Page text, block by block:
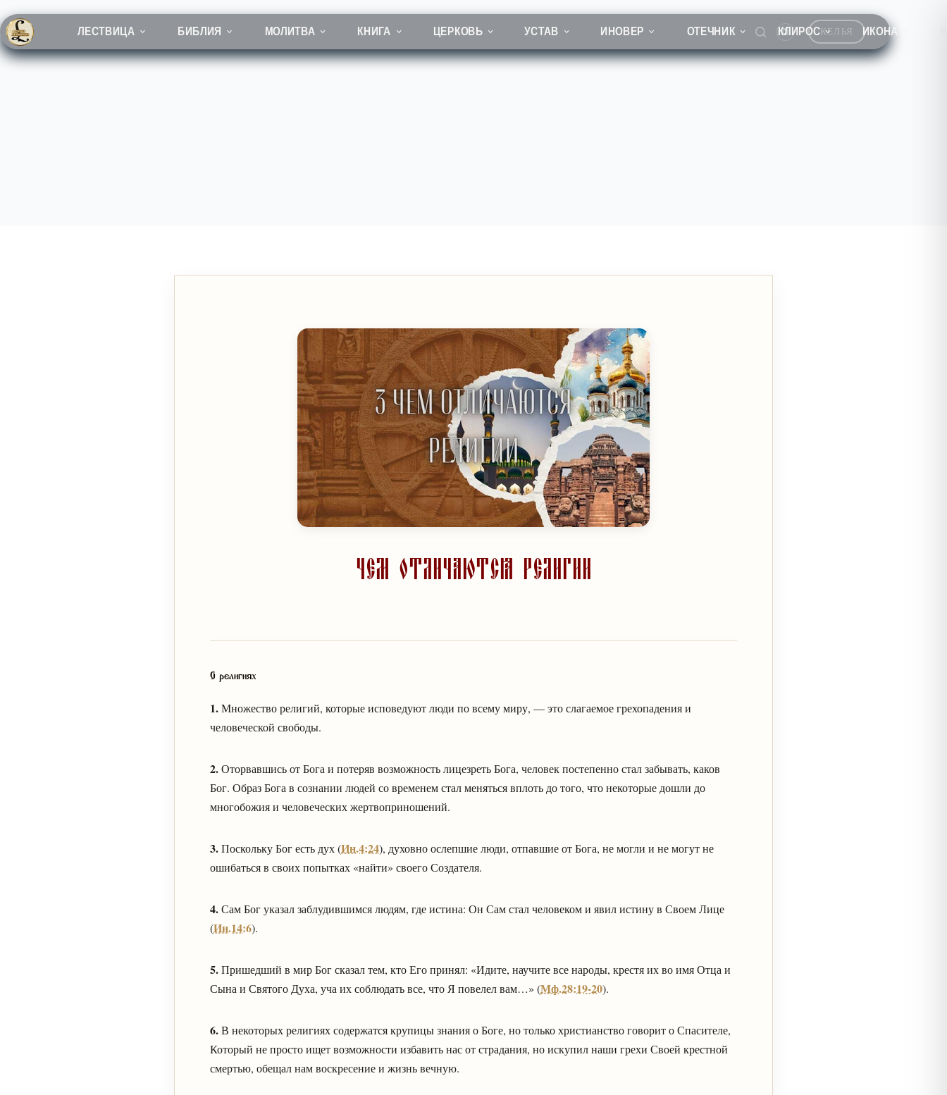
к
сути
ЛЕСТВИЦА БИБЛИЯ МОЛИТВА КНИГА ЦЕРКОВЬ УСТАВ ИНОВЕР ОТЕЧНИК КЛИРОС ИКОНА
КЕЛЬЯ
Чем отличаются религии
О религиях
1.Множество религий, которые исповедуют люди по всему миру, — это слагаемое грехопадения и
человеческой свободы.
2.Оторвавшись от Бога и потеряв возможность лицезреть Бога, человек постепенно стал забывать, каков
Бог. Образ Бога в сознании людей со временем стал меняться вплоть до того, что некоторые дошли до
многобожия и человеческих жертвоприношений.
3.Поскольку Бог есть дух (Ин.4:24), духовно ослепшие люди, отпавшие от Бога, не могли и не могут не
ошибаться в своих попытках «найти» своего Создателя.
4.Сам Бог указал заблудившимся людям, где истина: Он Сам стал человеком и явил истину в Своем Лице
(Ин.14:6).
5.Пришедший в мир Бог сказал тем, кто Его принял: «Идите, научите все народы, крестя их во имя Отца и
Сына и Святого Духа, уча их соблюдать все, что Я повелел вам…» (Мф.28:19-20).
6.В некоторых религиях содержатся крупицы знания о Боге, но только христианство говорит о Спасителе,
Который не просто ищет возможности избавить нас от страдания, но искупил наши грехи Своей крестной
смертью, обещал нам воскресение и жизнь вечную.